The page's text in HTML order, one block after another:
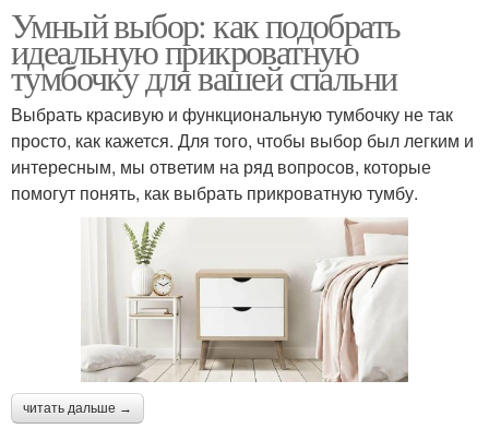
Умный выбор: как подобрать
идеальную прикроватную
тумбочку для вашей спальни
Выбрать красивую и функциональную тумбочку не так
просто, как кажется. Для того, чтобы выбор был легким и
интересным, мы ответим на ряд вопросов, которые
помогут понять, как выбрать прикроватную тумбу.
читать дальше →